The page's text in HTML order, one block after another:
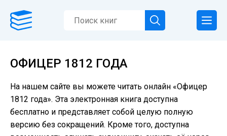
ОФИЦЕР 1812 ГОДА
На нашем сайте вы можете читать онлайн «Офицер
1812 года». Эта электронная книга доступна
бесплатно и представляет собой целую полную
версию без сокращений. Кроме того, доступна